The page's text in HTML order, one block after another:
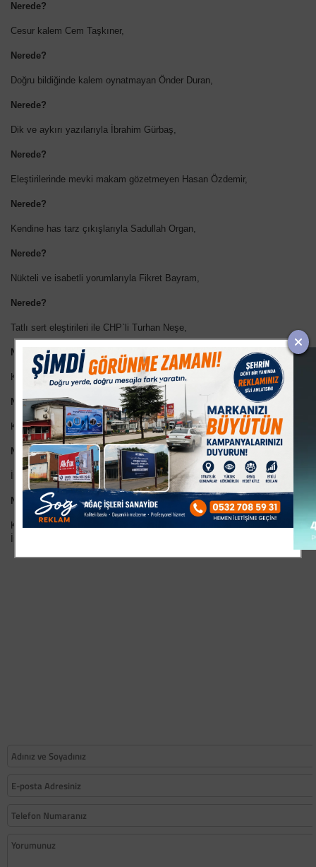
Nerede?
Cesur kalem Cem Taşkıner,
Nerede?
Doğru bildiğinde kalem oynatmayan Önder Duran,
Nerede?
Dik ve aykırı yazılarıyla İbrahim Gürbaş,
Nerede?
Eleştirilerinde mevki makam gözetmeyen Hasan Özdemir,
Nerede?
Kendine has tarz çıkışlarıyla Sadullah Organ,
Nerede?
Nükteli ve isabetli yorumlarıyla Fikret Bayram,
Nerede?
Tatlı sert eleştirileri ile CHP`li Turhan Neşe,
Nerede?
Kırmadan eleştirmeyi başarabilen MHP`li Müfit Besler,
Nerede?
Kendi idolleri ile sert çıkışlar yapan Saadetli Ertan Sütçü,
Nerede?
İnegöl`ün yeni siyasi heyecanı DP`li Murat Balakuş,
Nerede....
Kısacası yazılarıyla ve söylemleriyle iktidarı kamçılayacak,